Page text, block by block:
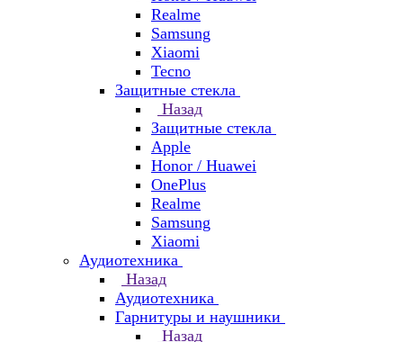
Realme
Samsung
Xiaomi
Tecno
Защитные стекла
Назад
Защитные стекла
Apple
Honor / Huawei
OnePlus
Realme
Samsung
Xiaomi
Аудиотехника
Назад
Аудиотехника
Гарнитуры и наушники
Назад